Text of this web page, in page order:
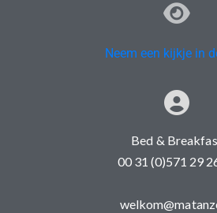
Neem een kijkje in
Bed &
00 31 (0)571 29